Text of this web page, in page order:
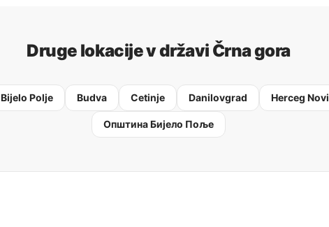
Druge lokacije v državi Črna gora
Bijelo Polje Budva Cetinje Danilovgrad Herceg Novi
Oпштина Бијело Поље